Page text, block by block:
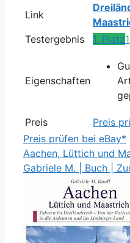
Link
Testergebnis
1. Platz
Eigenschaften
Preis
Preis
Preis prüfen bei eBay*
Aachen, Lüttich und
Gabriele M. | Buch |